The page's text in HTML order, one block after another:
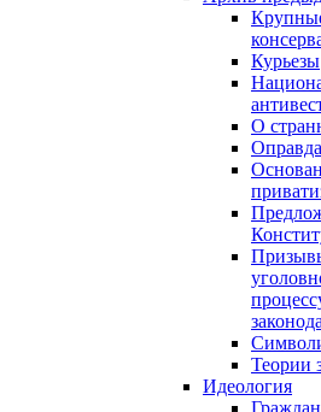
Курьезы
О
Теории
Идеология